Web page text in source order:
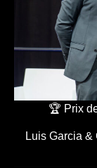
🏆 Prix
Luis Garcia